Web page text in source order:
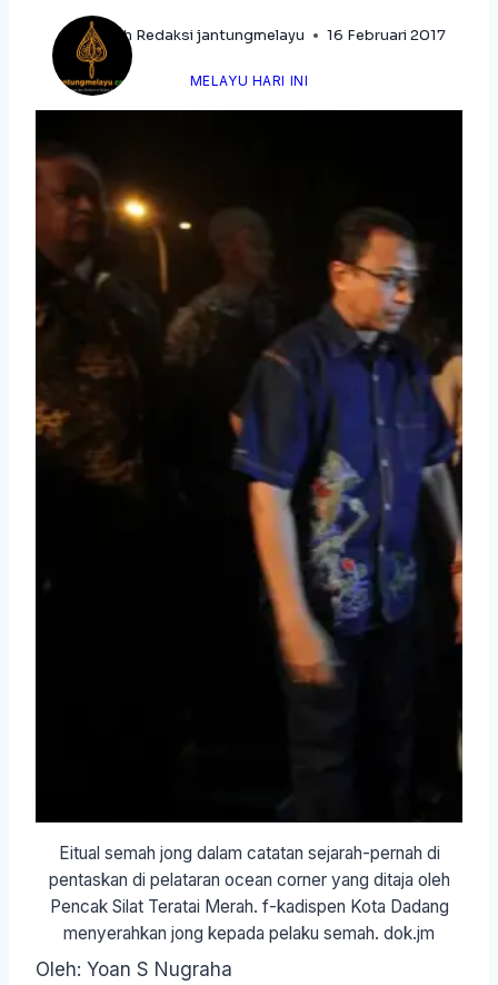
oleh Redaksi jantungmelayu 16 Februari 2017
MELAYU HARI INI
Eitual semah jong dalam catatan sejarah-pernah di
pentaskan di pelataran ocean corner yang ditaja oleh
Pencak Silat Teratai Merah. f-kadispen Kota Dadang
menyerahkan jong kepada pelaku semah. dok.jm
Oleh: Yoan S Nugraha